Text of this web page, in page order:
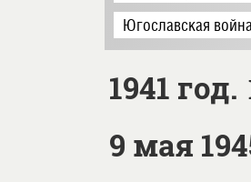
Югославская
1941 год.
9 мая